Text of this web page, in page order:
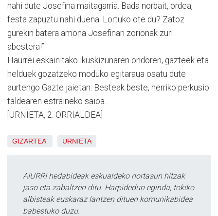
nahi dute Josefina maitagarria. Bada norbait, ordea,
festa zapuztu nahi duena. Lortuko ote du? Zatoz
gurekin batera amona Josefinari zorionak zuri
abestera!”.
Haurrei eskainitako ikuskizunaren ondoren, gazteek eta
helduek gozatzeko moduko egitaraua osatu dute
aurtengo Gazte jaietan. Besteak beste, herriko perkusio
taldearen estraineko saioa.
[URNIETA, 2. ORRIALDEA]
GIZARTEA URNIETA
AIURRI hedabideak eskualdeko nortasun hitzak
jaso eta zabaltzen ditu. Harpidedun eginda, tokiko
albisteak euskaraz lantzen dituen komunikabidea
babestuko duzu.